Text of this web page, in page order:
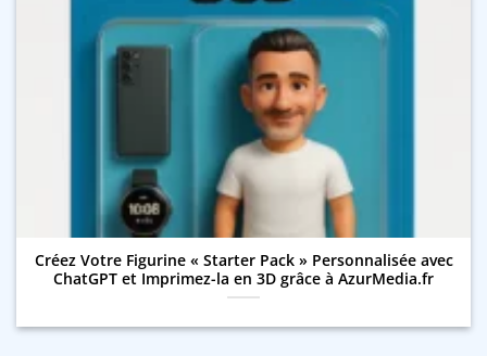
Créez Votre Figurine « Starter Pack » Personnalisée avec
ChatGPT et Imprimez-la en 3D grâce à AzurMedia.fr